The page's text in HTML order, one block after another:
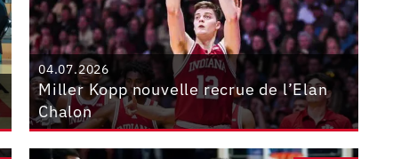
04.07.2026
Miller Kopp nouvelle recrue de l’Elan
Chalon